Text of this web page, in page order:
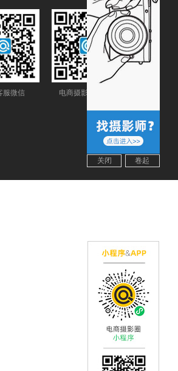
关闭 卷起
服微信 电商摄影圈公众号